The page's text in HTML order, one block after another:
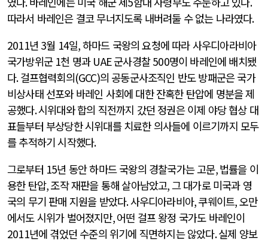
따라서 바레인은 결코 무너지도록 내버려둘 수 없는 나라였다.
2011년 3월 14일,하마드 국왕의 요청에 따라 사우디아라비아
국가방위군 1천 명과 UAE군사경찰500명이 바레인에 배치됐
다.걸프협력회의(GCC)의 공동군사조직인 반도 방패군은 국가
비상사태 선포와 바레인 사회에 대한 잔혹한 탄압에 명분을 제
공했다.시위대와 합의 직전까지 갔던 정권은 이제 야당 협상 대
표들부터 부상당한 시위대를 치료한 의사들에 이르기까지 모두
를 추적하기 시작했다.
그로부터 15년 동안 하마드 국왕의 경찰국가는 고문,법률을 이
용한 탄압,조작 재판을 통해 살아남았고,그 대가로 미국과 영
국의 무기 판매 지원을 받았다.사우디아라비아,쿠웨이트,오만
에서도 시위가 벌어졌지만,어떤 걸프 왕정 국가도 바레인이
2011년에 겪었던 수준의 위기에 직면하지는 않았다.실제 양보